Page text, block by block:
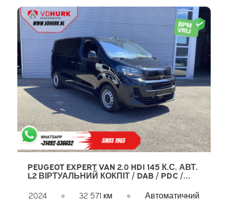
PEUGEOT EXPERT VAN 2.0 HDI 145 К.С. АВТ.
L2 ВІРТУАЛЬНИЙ КОКПІТ / DAB / PDC /
2024
● 32 571 км ● Автоматичний